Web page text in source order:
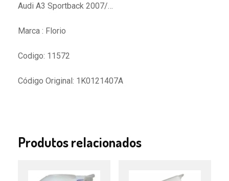
Audi A3 Sportback 2007/…
Marca : Florio
Codigo: 11572
Código Original: 1K0121407A
Produtos relacionados